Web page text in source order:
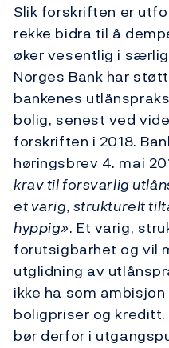
Slik forskriften er
rekke bidra til å
øker vesentlig i
Norges Bank har
bankenes
bolig, senest ved
forskriften i 2018.
høringsbrev 4. mai
krav til forsvarlig
et varig, strukturelt
hyppig». Et varig,
forutsigbarhet og vil
utglidning av
ikke ha som
boligpriser og
bør derfor i